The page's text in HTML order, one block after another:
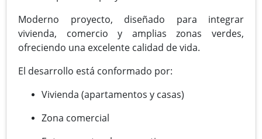
Moderno proyecto, diseñado para integrar
vivienda, comercio y amplias zonas verdes,
ofreciendo una excelente calidad de vida.
El desarrollo está conformado por:
Vivienda (apartamentos y casas)
Zona comercial